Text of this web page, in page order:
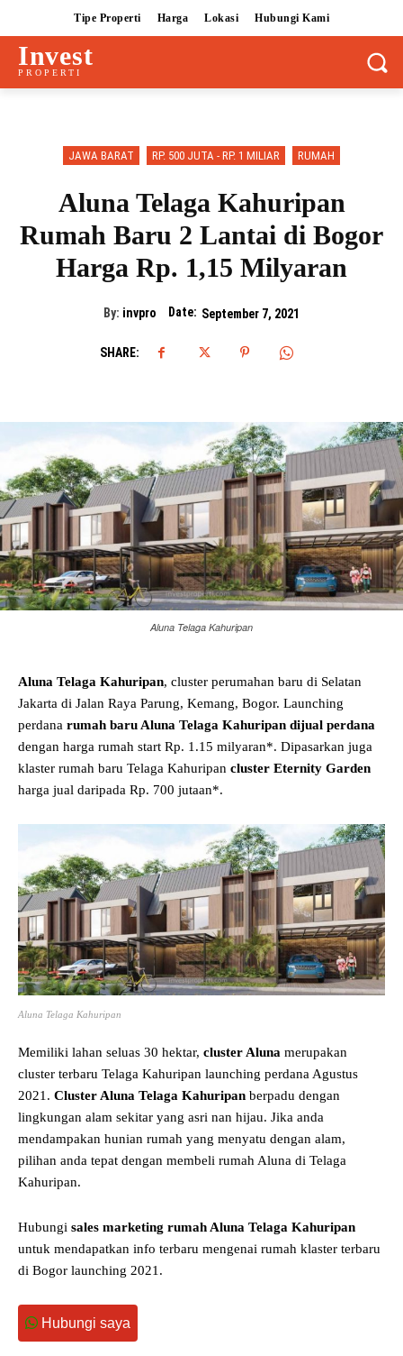
Tipe Properti Harga Lokasi Hubungi Kami
Invest
PROPERTI
JAWA BARAT RP. 500 JUTA - RP. 1 MILIAR RUMAH
Aluna Telaga Kahuripan
Rumah Baru 2 Lantai di Bogor
Harga Rp. 1,15 Milyaran
By: invpro Date: September 7, 2021
SHARE:
Aluna Telaga Kahuripan
Aluna Telaga Kahuripan, cluster perumahan baru di Selatan
Jakarta di Jalan Raya Parung, Kemang, Bogor. Launching
perdana rumah baru Aluna Telaga Kahuripan dijual perdana
dengan harga rumah start Rp. 1.15 milyaran*. Dipasarkan juga
klaster rumah baru Telaga Kahuripan cluster Eternity Garden
harga jual daripada Rp. 700 jutaan*.
Aluna Telaga Kahuripan
Memiliki lahan seluas 30 hektar, cluster Aluna merupakan
cluster terbaru Telaga Kahuripan launching perdana Agustus
2021. Cluster Aluna Telaga Kahuripan berpadu dengan
lingkungan alam sekitar yang asri nan hijau. Jika anda
mendampakan hunian rumah yang menyatu dengan alam,
pilihan anda tepat dengan membeli rumah Aluna di Telaga
Kahuripan.
Hubungi sales marketing rumah Aluna Telaga Kahuripan
untuk mendapatkan info terbaru mengenai rumah klaster terbaru
di Bogor launching 2021.
Hubungi saya